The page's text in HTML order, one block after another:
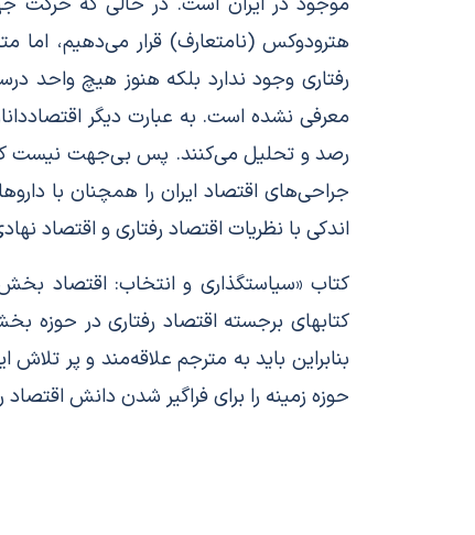
هترودوکس (نامتعارف) قرار می‌دهیم، اما
رفتاری وجود ندارد بلکه هنوز هیچ واحد
معرفی نشده است. به عبارت دیگر
رصد و تحلیل می‌کنند. پس بی‌جهت نیست که
جراحی‌های اقتصاد ایران را همچنان با
اندکی با نظریات اقتصاد رفتاری و اقتصاد
کتاب «سیاستگذاری و انتخاب: اقتصاد بخش
کتابهای برجسته اقتصاد رفتاری در
بنابراین باید به مترجم علاقه‌مند و پر
حوزه زمینه را برای فراگیر شدن دانش اقتصاد